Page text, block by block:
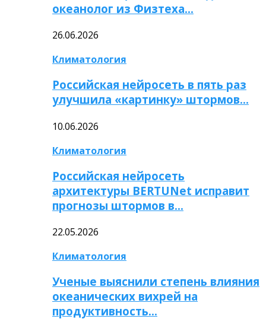
океанолог из Физтеха…
26.06.2026
Климатология
Российская нейросеть в пять раз
улучшила «картинку» штормов…
10.06.2026
Климатология
Российская нейросеть
архитектуры BERTUNet исправит
прогнозы штормов в…
22.05.2026
Климатология
Ученые выяснили степень влияния
океанических вихрей на
продуктивность…